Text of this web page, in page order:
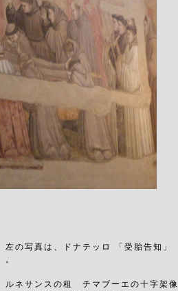
左の写真は、ドナテッロ 「受胎告知」
。
ルネサンスの租 チマブーエの十字架像